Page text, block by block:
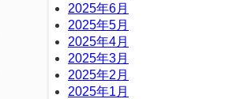
2025年6月
2025年5月
2025年4月
2025年3月
2025年2月
2025年1月